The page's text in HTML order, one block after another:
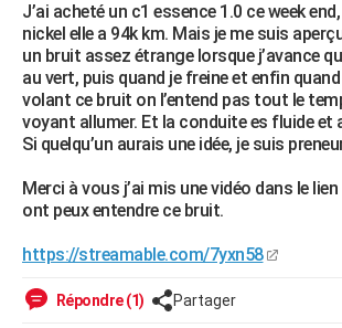
Mobiles
Meilleur smartphone
Internet
Ordinateurs
Jeux vidéo
Guide high-tech
+BRICOLAGE
Forum
Aménagement intérieur
Extérieur
Cuisine
Salle de bains
Jardinage
Rangement
WEEK-END
Guides de France
Escapades
Patrimoine
Expositions
Week-end nature
LIFESTYLE
Art de vivre
Bien-être
Loisirs
Modes de vie
Alimentation
Guide de la santé
Maladies
Médicaments
Sommeil
VOYAGE
Destinations
City break
Voyage nature
Voyage de noces
Forum
Climat
+PHOTO
GUIDES D'ACHAT
J’ai acheté un c1 essence 1.0 ce week
nickel elle a 94k km. Mais je me suis
un bruit assez étrange lorsque j’avance
au vert, puis quand je freine et enfin
volant ce bruit on l’entend pas tout le
voyant allumer. Et la conduite es fluide et
Si quelqu’un aurais une idée, je suis
Merci à vous j’ai mis une vidéo dans le
ont peux entendre ce bruit.
https://streamable.com/7yxn58
Répondre (1) Partager